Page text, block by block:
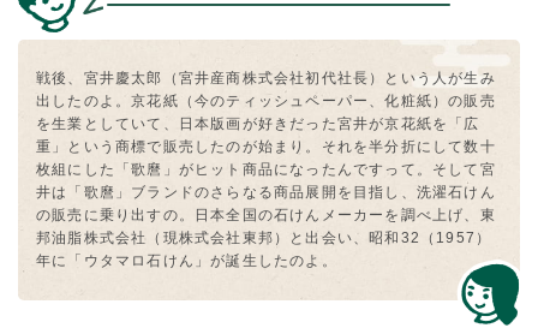
戦後、宮井慶太郎（宮井産商株式会社初代社⻑）という⼈が⽣み
出したのよ。京花紙（今のティッシュペーパー、化粧紙）の販売
を⽣業としていて、⽇本版画が好きだった宮井が京花紙を「広
重」という商標で販売したのが始まり。それを半分折にして数⼗
枚組にした「歌麿」がヒット商品になったんですって。そして宮
井は「歌麿」ブランドのさらなる商品展開を⽬指し、洗濯⽯けん
の販売に乗り出すの。⽇本全国の⽯けんメーカーを調べ上げ、東
邦油脂株式会社（現株式会社東邦）と出会い、昭和32（1957）
年に「ウタマロ⽯けん」が誕⽣したのよ。